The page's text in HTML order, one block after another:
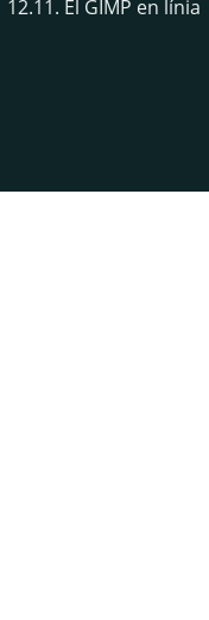
12.11. El GIMP en línia